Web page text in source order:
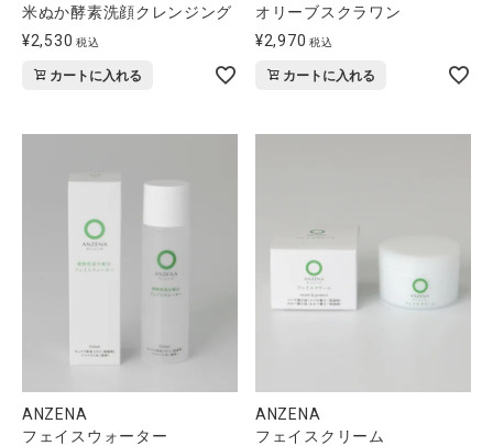
米ぬか酵素洗顔クレンジング
¥2,530 税込
カートに入れる
オリーブスクラワン
¥2,970 税込
カートに入れる
ANZENA
フェイスウォーター
ANZENA
フェイスクリーム